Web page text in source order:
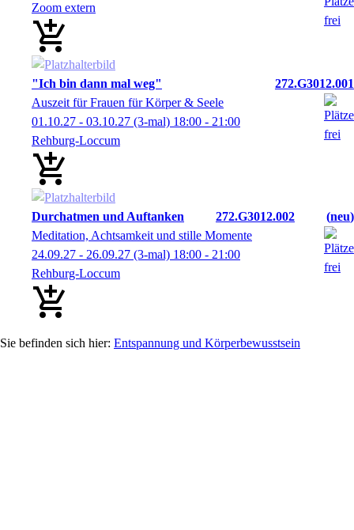
Zoom extern
"Ich bin dann mal weg"
272.G3012.001
Auszeit für Frauen für Körper & Seele
01.10.27 - 03.10.27 (3-mal) 18:00 - 21:00
Rehburg-Loccum
Durchatmen und Auftanken 272.G3012.002
neu
Meditation, Achtsamkeit und stille Momente
24.09.27 - 26.09.27 (3-mal) 18:00 - 21:00
Rehburg-Loccum
Entspannung und Körperbewusstsein